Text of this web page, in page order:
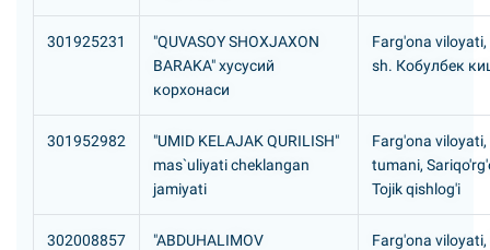
301925231
"QUVASOY SHOXJAXON
BARAKA" хусусий
корхонаси
Farg'ona
sh. Кобулбек
301952982
"UMID KELAJAK QURILISH"
mas`uliyati cheklangan
jamiyati
Farg'ona viloyati,
tumani,
Tojik qishlog'i
302008857
"ABDUHALIMOV
Farg'ona